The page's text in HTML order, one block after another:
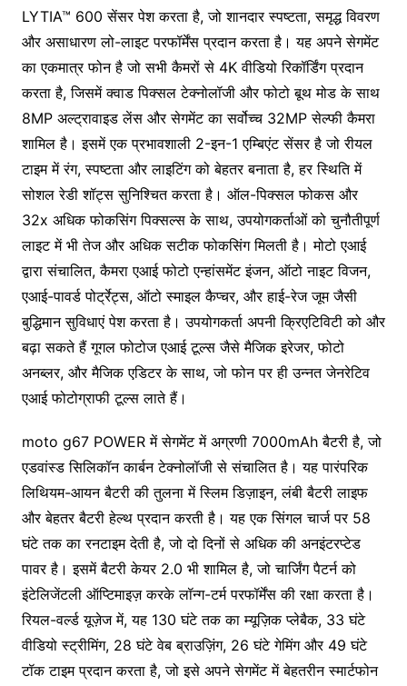
LYTIA™ 600 सेंसर पेश करता है, जो शानदार स्पष्टता, समृद्ध विवरण
और असाधारण लो-लाइट परफॉर्मेंस प्रदान करता है। यह अपने सेगमेंट
का एकमात्र फोन है जो सभी कैमरों से 4K वीडियो रिकॉर्डिंग प्रदान
करता है, जिसमें क्वाड पिक्सल टेक्नोलॉजी और फोटो बूथ मोड के साथ
8MP अल्ट्रावाइड लेंस और सेगमेंट का सर्वोच्च 32MP सेल्फी कैमरा
शामिल है। इसमें एक प्रभावशाली 2-इन-1 एम्बिएंट सेंसर है जो रीयल
टाइम में रंग, स्पष्टता और लाइटिंग को बेहतर बनाता है, हर स्थिति में
सोशल रेडी शॉट्स सुनिश्चित करता है। ऑल-पिक्सल फोकस और
32x अधिक फोकसिंग पिक्सल्स के साथ, उपयोगकर्ताओं को चुनौतीपूर्ण
लाइट में भी तेज और अधिक सटीक फोकसिंग मिलती है। मोटो एआई
द्वारा संचालित, कैमरा एआई फोटो एन्हांसमेंट इंजन, ऑटो नाइट विजन,
एआई-पावर्ड पोर्ट्रेट्स, ऑटो स्माइल कैप्चर, और हाई-रेज जूम जैसी
बुद्धिमान सुविधाएं पेश करता है। उपयोगकर्ता अपनी क्रिएटिविटी को और
बढ़ा सकते हैं गूगल फोटोज एआई टूल्स जैसे मैजिक इरेजर, फोटो
अनब्लर, और मैजिक एडिटर के साथ, जो फोन पर ही उन्नत जेनरेटिव
एआई फोटोग्राफी टूल्स लाते हैं।
moto g67 POWER में सेगमेंट में अग्रणी 7000mAh बैटरी है, जो
एडवांस्ड सिलिकॉन कार्बन टेक्नोलॉजी से संचालित है। यह पारंपरिक
लिथियम-आयन बैटरी की तुलना में स्लिम डिज़ाइन, लंबी बैटरी लाइफ
और बेहतर बैटरी हेल्थ प्रदान करती है। यह एक सिंगल चार्ज पर 58
घंटे तक का रनटाइम देती है, जो दो दिनों से अधिक की अनइंटरप्टेड
पावर है। इसमें बैटरी केयर 2.0 भी शामिल है, जो चार्जिंग पैटर्न को
इंटेलिजेंटली ऑप्टिमाइज़ करके लॉन्ग-टर्म परफॉर्मेंस की रक्षा करता है।
रियल-वर्ल्ड यूज़ेज में, यह 130 घंटे तक का म्यूज़िक प्लेबैक, 33 घंटे
वीडियो स्ट्रीमिंग, 28 घंटे वेब ब्राउज़िंग, 26 घंटे गेमिंग और 49 घंटे
टॉक टाइम प्रदान करता है, जो इसे अपने सेगमेंट में बेहतरीन स्मार्टफोन